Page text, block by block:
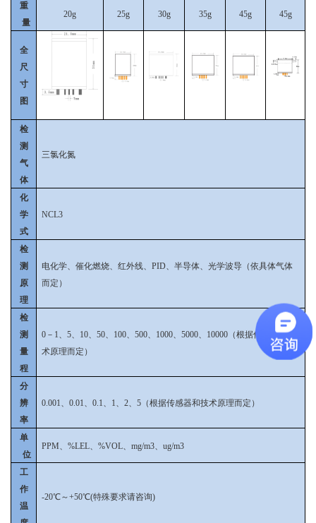
重
量
20g 25g 30g 35g 45g 45g
全
尺
寸
图
检
测
气
体
三氯化氮
化
学
式
NCL3
检
测
原
理
电化学、催化燃烧、红外线、PID、半导体、光学波导（依具体气体
而定）
检
测
量
程
0－1、5、10、50、100、500、1000、5000、10000（根据传感器和技
术原理而定）
分
辨
率
0.001、0.01、0.1、1、2、5（根据传感器和技术原理而定）
单
位
PPM、%LEL、%VOL、mg/m3、ug/m3
工
作
温
-20℃～+50℃(特殊要求请咨询)